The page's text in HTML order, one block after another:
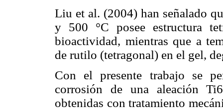
Liu et al. (2004) han señalado
y 500 °C posee estructura
bioactividad, mientras que a
de rutilo (tetragonal) en el gel,
Con el presente trabajo se
corrosión de una aleación
obtenidas con tratamiento